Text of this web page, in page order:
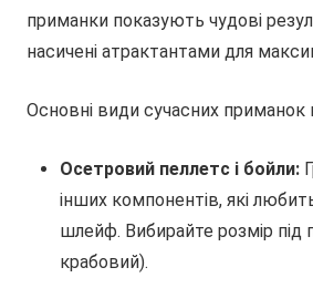
приманки показують чудові
насичені атрактантами для
Основні види сучасних приманок
Осетровий пеллетс і бойли:
інших компонентів, які
шлейф. Вибирайте розмір під
крабовий).